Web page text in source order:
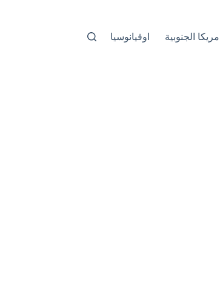
امريكا الجنوبية اوقيانوسيا